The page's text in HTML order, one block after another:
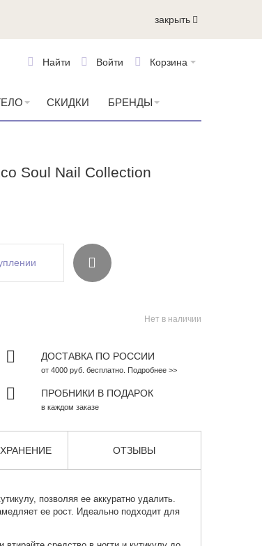
закрыть
Корзина
Войти
Найти
СКИДКИ БРЕНДЫ
Soul Nail Collection
Нет в наличии
ДОСТАВКА ПО РОССИИ
от 4000 руб. бесплатно. Подробнее >>
ПРОБНИКИ В ПОДАРОК
в каждом заказе
ОТЗЫВЫ
позволяя ее аккуратно удалить.
ее рост. Идеально подходит для